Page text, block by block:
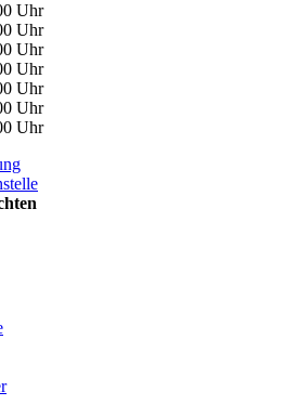
Uhr
Uhr
Uhr
Uhr
Uhr
Uhr
Uhr